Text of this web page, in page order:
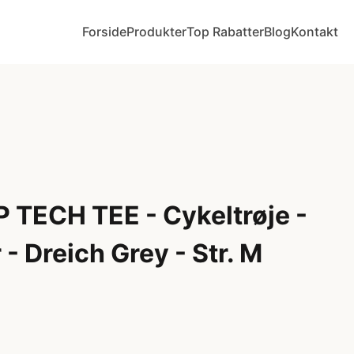
ForsideProdukterTop RabatterBlogKontakt
TECH TEE - Cykeltrøje -
Dreich Grey - Str. M